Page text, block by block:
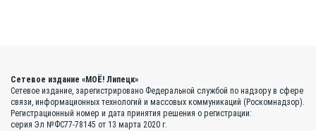
Сетевое издание «МОЁ! Липецк»
Сетевое издание, зарегистрировано Федеральной службой по надзору в сфере
связи, информационных технологий и массовых коммуникаций (Роскомнадзор).
Регистрационный номер и дата принятия решения о регистрации:
серия Эл №ФС77-78145 от 13 марта 2020 г.